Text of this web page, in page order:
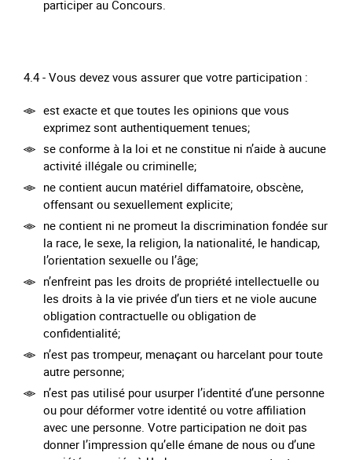
participer au Concours.
4.4 - Vous devez vous assurer que votre participation :
est exacte et que toutes les opinions que vous
exprimez sont authentiquement tenues;
se conforme à la loi et ne constitue ni n’aide à aucune
activité illégale ou criminelle;
ne contient aucun matériel diffamatoire, obscène,
offensant ou sexuellement explicite;
ne contient ni ne promeut la discrimination fondée sur
la race, le sexe, la religion, la nationalité, le handicap,
l’orientation sexuelle ou l’âge;
n’enfreint pas les droits de propriété intellectuelle ou
les droits à la vie privée d’un tiers et ne viole aucune
obligation contractuelle ou obligation de
confidentialité;
n’est pas trompeur, menaçant ou harcelant pour toute
autre personne;
n’est pas utilisé pour usurper l’identité d’une personne
ou pour déformer votre identité ou votre affiliation
avec une personne. Votre participation ne doit pas
donner l’impression qu’elle émane de nous ou d’une